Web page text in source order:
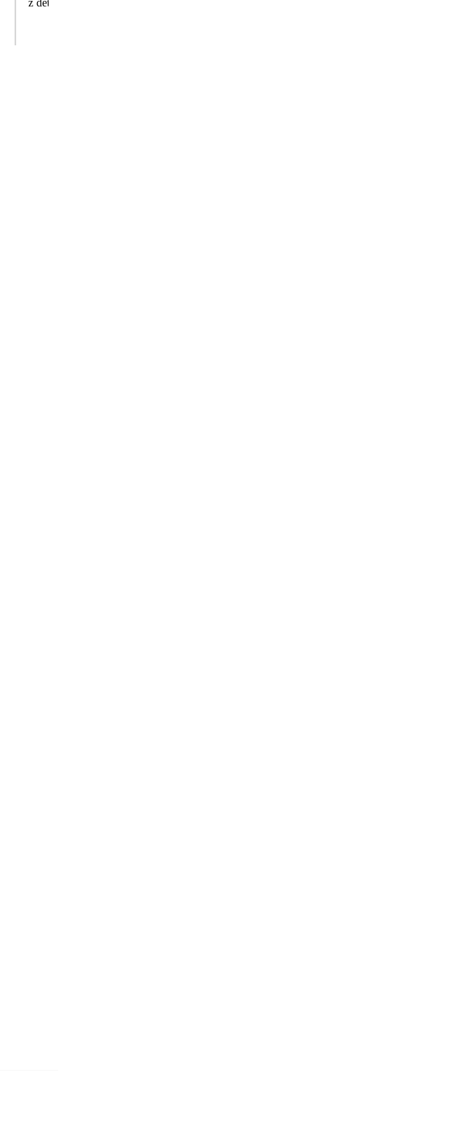
z deťmi viac menej žiadne. Pre deti čedok klub vôbec neatraktivne.